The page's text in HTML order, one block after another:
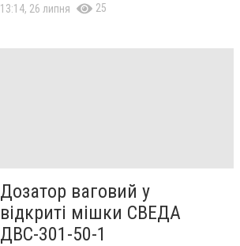
13:14, 26 липня 25
Дозатор ваговий у
відкриті мішки СВЕДА
ДВС-301-50-1